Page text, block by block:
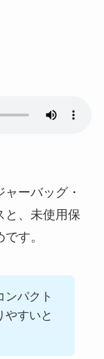
ーバッグ・
と、未使用保
す。
ンパクト
やすいと